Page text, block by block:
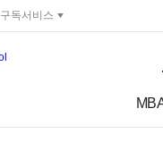
구독서비스